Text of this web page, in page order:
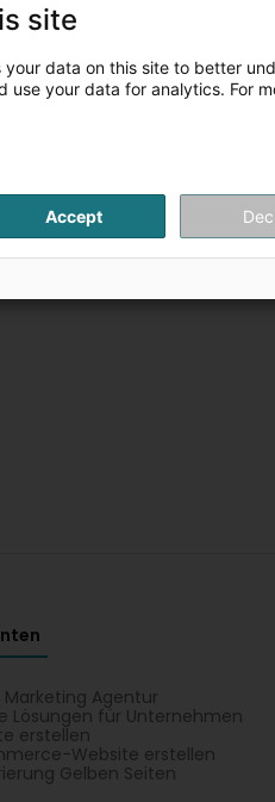
Marketing Agentur
Lösungen für Unternehmen
erstellen
Website erstellen
Gelben Seiten
site
your data on this site to better
use your data for analytics. For
Accept